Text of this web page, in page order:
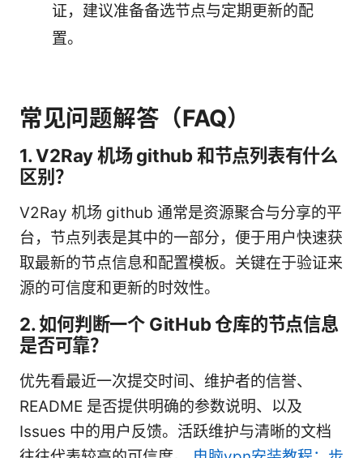
证，建议准备备选节点与定期更新的配
置。
常见问题解答（FAQ）
1. V2Ray 机场 github 和节点列表有什么
区别？
V2Ray 机场 github 通常是资源聚合与分享的平
台，节点列表是其中的一部分，便于用户快速获
取最新的节点信息和配置模板。关键在于验证来
源的可信度和更新的时效性。
2. 如何判断一个 GitHub 仓库的节点信息
是否可靠？
优先看最近一次提交时间、维护者的信誉、
README 是否提供明确的参数说明、以及
Issues 中的用户反馈。活跃维护与清晰的文档